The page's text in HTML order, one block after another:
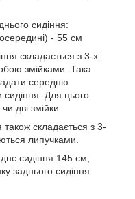
сидіння:
- 55 см
складається з 3-х
змійками. Така
середню
сидіння. Для цього
дві змійки.
складається з 3-
липучками.
сидіння 145 см,
заднього сидіння